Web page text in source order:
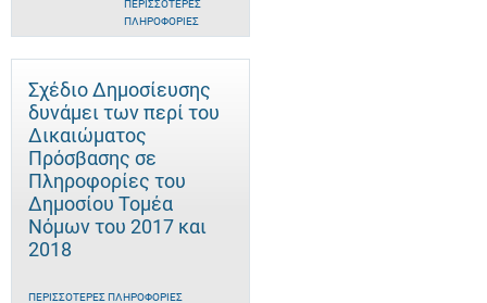
ΠΕΡΙΣΣΌΤΕΡΕΣ
ΠΛΗΡΟΦΟΡΊΕΣ
Σχέδιο Δημοσίευσης
δυνάμει των περί του
Δικαιώματος
Πρόσβασης σε
Πληροφορίες του
Δημοσίου Τομέα
Νόμων του 2017 και
2018
ΠΕΡΙΣΣΌΤΕΡΕΣ ΠΛΗΡΟΦΟΡΊΕΣ